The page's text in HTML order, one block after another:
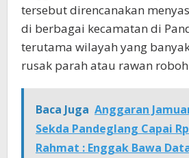
tersebut direncanakan
di berbagai kecamatan di
terutama wilayah yang
rusak parah atau rawan
Baca Juga Anggaran
Sekda Pandeglang Capai
Rahmat : Enggak Bawa